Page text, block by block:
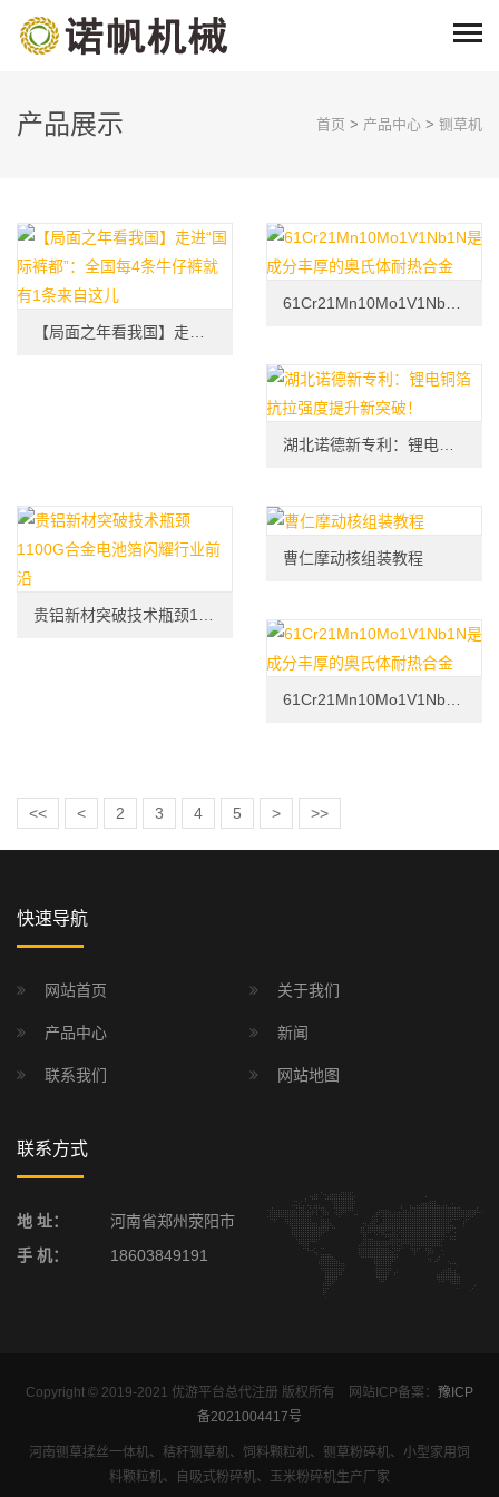
产品展示 首页 > 产品中心 > 铡草机
曹仁摩动核组装教程
61Cr21Mn10Mo1V1Nb1N是成分丰厚的奥氏体耐热合金
<< < 2 3 4 5 > >>
快速导航
网站首页 关于我们
产品中心 新闻
联系我们 网站地图
联系方式
地 址：
河南省郑州荥阳市
手 机：
18603849191
Copyright © 2019-2021 优游平台总代注册 版权所有 网站ICP备案： 豫ICP
备2021004417号
河南铡草揉丝一体机、秸秆铡草机、饲料颗粒机、铡草粉碎机、小型家用饲
料颗粒机、自吸式粉碎机、玉米粉碎机生产厂家